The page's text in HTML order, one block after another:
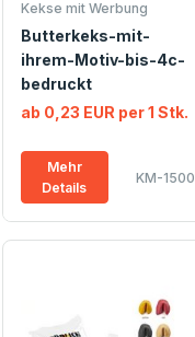
Kekse mit Werbung
Butterkeks-mit-
ihrem-Motiv-bis-4c-
bedruckt
ab 0,23 EUR per 1 Stk.
Mehr
Details
KM-1500